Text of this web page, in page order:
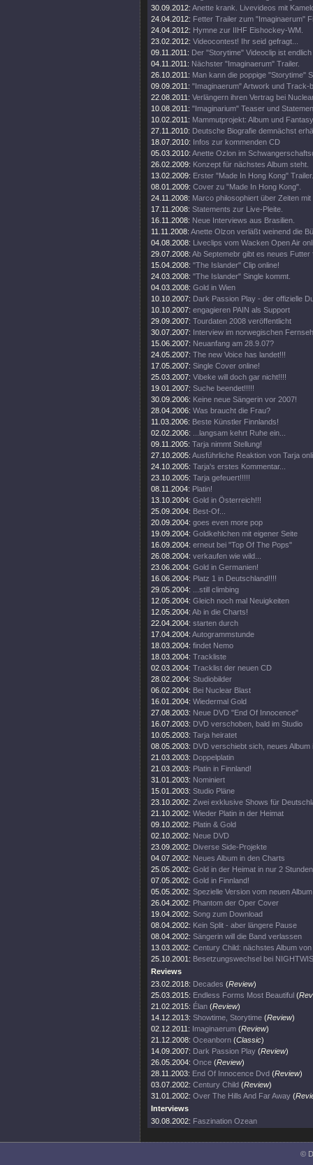
30.09.2012: Anette krank. Livevideos mit
24.04.2012: Fetter Trailer zum "Imaginaerum"
24.04.2012: Hymne zur IIHF Eishockey-WM.
23.02.2012: Videocontest! Ihr seid gefragt...
09.11.2011: Der "Storytime" Videoclip ist endlich
04.11.2011: Nächster "Imaginaerum" Trailer.
26.10.2011: Man kann die poppige "Storytime"
09.09.2011: "Imaginaerum" Artwork und Track-
22.08.2011: Verlängern ihren Vertrag bei
10.08.2011: "Imaginarium" Teaser und
10.02.2011: Mammutprojekt: Album und
27.11.2010: Deutsche Biografie demnächst
18.07.2010: Infos zur kommenden CD
05.03.2010: Anette Ozlon im
26.02.2009: Konzept für nächstes Album steht.
13.02.2009: Erster "Made In Hong Kong" Trailer.
08.01.2009: Cover zu "Made In Hong Kong".
24.11.2008: Marco philosophiert über Zeiten mit
17.11.2008: Statements zur Live-Pleite.
16.11.2008: Neue Interviews aus Brasilien.
11.11.2008: Anette Olzon verläßt weinend die
04.08.2008: Liveclips vom Wacken Open Air
29.07.2008: Ab Septemebr gibt es neues Futter
15.04.2008: "The Islander" Clip online!
24.03.2008: "The Islander" Single kommt.
04.03.2008: Gold in Wien
10.10.2007: Dark Passion Play - der offizielle
10.10.2007: engagieren PAIN als Support
29.09.2007: Tourdaten 2008 veröffentlicht
30.07.2007: Interview im norwegischen
15.06.2007: Neuanfang am 28.9.07?
24.05.2007: The new Voice has landet!!!
17.05.2007: Single Cover online!
25.03.2007: Vibeke will doch gar nicht!!!!
19.01.2007: Suche beendet!!!!!
30.09.2006: Keine neue Sängerin vor 2007!
28.04.2006: Was braucht die Frau?
11.03.2006: Beste Künstler Finnlands!
02.02.2006:
...langsam kehrt Ruhe ein...
09.11.2005: Tarja nimmt Stellung!
27.10.2005: Ausführliche Reaktion von Tarja
24.10.2005: Tarja's erstes Kommentar...
23.10.2005: Tarja gefeuert!!!!!
08.11.2004: Platin!
13.10.2004: Gold in Österreich!!!
25.09.2004: Best-Of...
20.09.2004: goes even more pop
19.09.2004: Goldkehlchen mit eigener Seite
16.09.2004: erneut bei "Top Of The Pops"
26.08.2004: verkaufen wie wild...
23.06.2004: Gold in Germanien!
16.06.2004: Platz 1 in Deutschland!!!!
29.05.2004:
...still climbing
12.05.2004: Gleich noch mal Neuigkeiten
12.05.2004: Ab in die Charts!
22.04.2004: starten durch
17.04.2004: Autogrammstunde
18.03.2004: findet Nemo
18.03.2004: Trackliste
02.03.2004: Tracklist der neuen CD
28.02.2004: Studiobilder
06.02.2004: Bei Nuclear Blast
16.01.2004: Wiedermal Gold
27.08.2003: Neue DVD "End Of Innocence"
16.07.2003: DVD verschoben, bald im Studio
10.05.2003: Tarja heiratet
08.05.2003: DVD verschiebt sich, neues Album
21.03.2003: Doppelplatin
21.03.2003: Platin in Finnland!
31.01.2003: Nominiert
15.01.2003: Studio Pläne
23.10.2002: Zwei exklusive Shows für
21.10.2002: Wieder Platin in der Heimat
09.10.2002: Platin & Gold
02.10.2002: Neue DVD
23.09.2002: Diverse Side-Projekte
04.07.2002: Neues Album in den Charts
25.05.2002: Gold in der Heimat in nur 2 Stunden
07.05.2002: Gold in Finnland!
05.05.2002: Spezielle Version vom neuen Album
26.04.2002: Phantom der Oper Cover
19.04.2002: Song zum Download
08.04.2002: Kein Split - aber längere Pause
08.04.2002: Sängerin will die Band verlassen
13.03.2002: Century Child: nächstes Album
25.10.2001: Besetzungswechsel bei
Reviews
23.02.2018: Decades (Review)
25.03.2015: Endless Forms Most Beautiful (
21.02.2015: Élan (Review)
14.12.2013: Showtime, Storytime (Review)
02.12.2011: Imaginaerum (Review)
21.12.2008: Oceanborn (Classic)
14.09.2007: Dark Passion Play (Review)
26.05.2004: Once (Review)
28.11.2003: End Of Innocence Dvd (Review)
03.07.2002: Century Child (Review)
31.01.2002: Over The Hills And Far Away (
Interviews
30.08.2002: Faszination Ozean
©